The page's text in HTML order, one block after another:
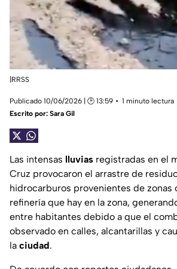
|RRSS
Publicado 10/06/2026 | 🕑 13:59
1 minuto lectura
Escrito por: Sara Gil
Las intensas lluvias registradas en el
Cruz provocaron el arrastre de
hidrocarburos provenientes de zonas
refinería que hay en la zona,
entre habitantes debido a que el
observado en calles, alcantarillas y
la ciudad.